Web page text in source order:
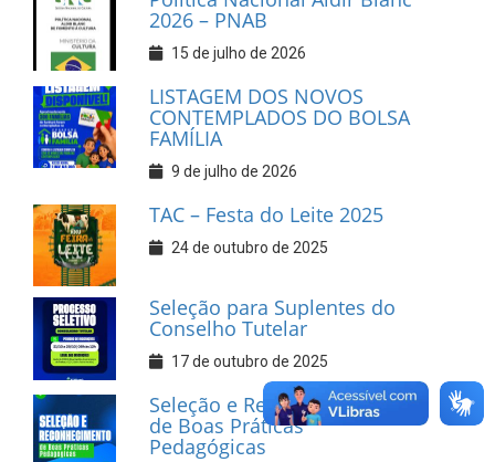
2026 – PNAB
15 de julho de 2026
LISTAGEM DOS NOVOS
CONTEMPLADOS DO BOLSA
FAMÍLIA
9 de julho de 2026
TAC – Festa do Leite 2025
24 de outubro de 2025
Seleção para Suplentes do
Conselho Tutelar
17 de outubro de 2025
Seleção e Reconhecimento
de Boas Práticas
Pedagógicas